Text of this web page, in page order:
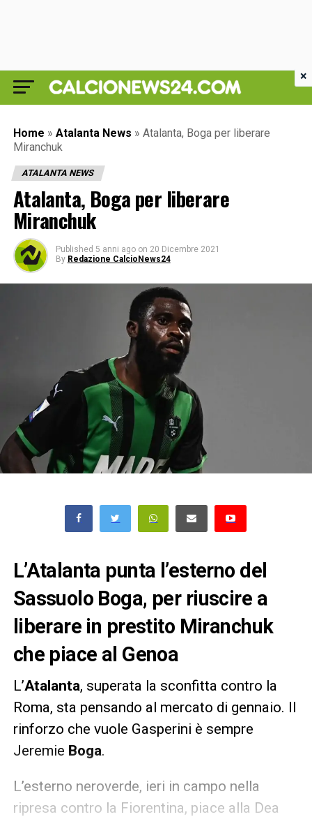
Home » Atalanta News » Atalanta, Boga per liberare
Miranchuk
ATALANTA NEWS
Atalanta, Boga per liberare
Miranchuk
Published 5 anni ago on 20 Dicembre 2021
By Redazione CalcioNews24
L’Atalanta punta l’esterno del
Sassuolo Boga, per riuscire a
liberare in prestito Miranchuk
che piace al Genoa
L’Atalanta, superata la sconfitta contro la
Roma, sta pensando al mercato di gennaio. Il
rinforzo che vuole Gasperini è sempre
Jeremie Boga.
L’esterno neroverde, ieri in campo nella
ripresa contro la Fiorentina, piace alla Dea
×